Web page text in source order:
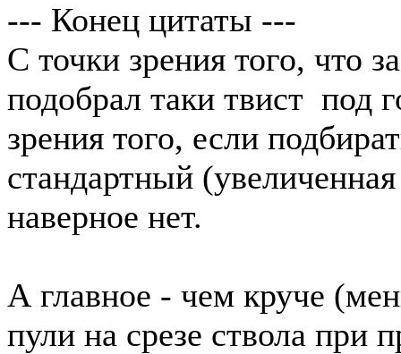
--- Конец цитаты ---
С точки зрения того, что
подобрал таки твист под
зрения того, если
стандартный
наверное нет.
А главное - чем круче
пули на срезе ствола при